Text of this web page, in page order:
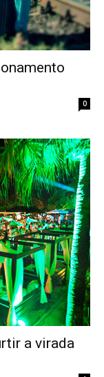
0
a virada